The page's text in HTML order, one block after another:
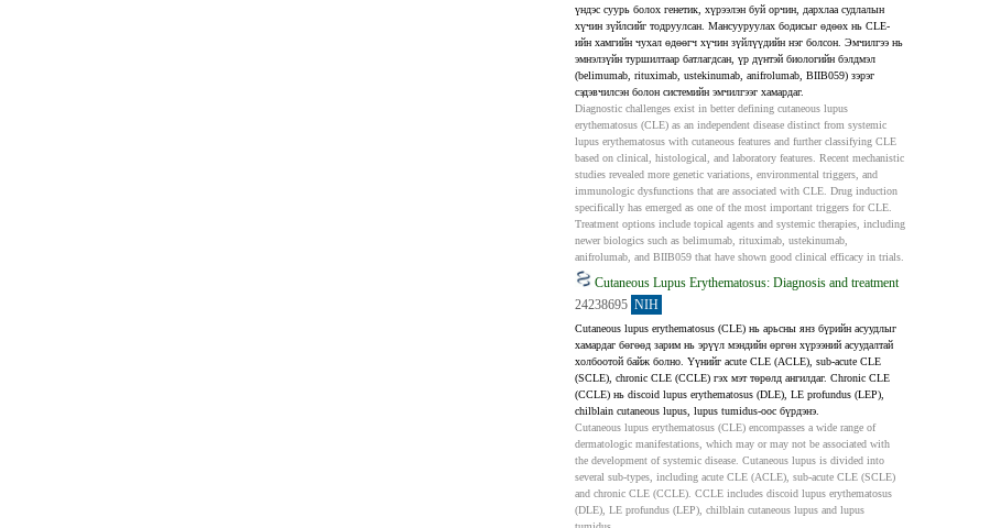
үндэс суурь болох генетик, хүрээлэн буй орчин, дархлаа судлалын
хүчин зүйлсийг тодруулсан. Мансууруулах бодисыг өдөөх нь CLE-
ийн хамгийн чухал өдөөгч хүчин зүйлүүдийн нэг болсон. Эмчилгээ нь
эмнэлзүйн туршилтаар батлагдсан, үр дүнтэй биологийн бэлдмэл
(belimumab, rituximab, ustekinumab, anifrolumab, BIIB059) зэрэг
сэдэвчилсэн болон системийн эмчилгээг хамардаг.
Diagnostic challenges exist in better defining cutaneous lupus
erythematosus (CLE) as an independent disease distinct from systemic
lupus erythematosus with cutaneous features and further classifying CLE
based on clinical, histological, and laboratory features. Recent mechanistic
studies revealed more genetic variations, environmental triggers, and
immunologic dysfunctions that are associated with CLE. Drug induction
specifically has emerged as one of the most important triggers for CLE.
Treatment options include topical agents and systemic therapies, including
newer biologics such as belimumab, rituximab, ustekinumab,
anifrolumab, and BIIB059 that have shown good clinical efficacy in trials.
Cutaneous Lupus Erythematosus: Diagnosis and treatment
24238695 NIH
Cutaneous lupus erythematosus (CLE) нь арьсны янз бүрийн асуудлыг
хамардаг бөгөөд зарим нь эрүүл мэндийн өргөн хүрээний асуудалтай
холбоотой байж болно. Үүнийг acute CLE (ACLE), sub‑acute CLE
(SCLE), chronic CLE (CCLE) гэх мэт төрөлд ангилдаг. Chronic CLE
(CCLE) нь discoid lupus erythematosus (DLE), LE profundus (LEP),
chilblain cutaneous lupus, lupus tumidus‑оос бүрдэнэ.
Cutaneous lupus erythematosus (CLE) encompasses a wide range of
dermatologic manifestations, which may or may not be associated with
the development of systemic disease. Cutaneous lupus is divided into
several sub-types, including acute CLE (ACLE), sub-acute CLE (SCLE)
and chronic CLE (CCLE). CCLE includes discoid lupus erythematosus
(DLE), LE profundus (LEP), chilblain cutaneous lupus and lupus